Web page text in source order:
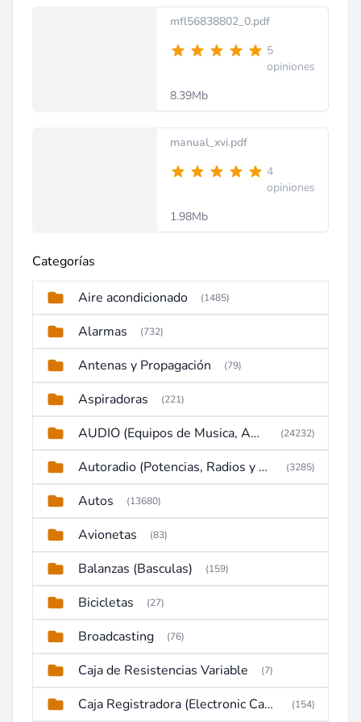
mfl56838802_0.pdf
5
opiniones
8.39Mb
manual_xvi.pdf
4
opiniones
1.98Mb
Categorías
Aire acondicionado (1485)
Alarmas (732)
Antenas y Propagación (79)
Aspiradoras (221)
AUDIO (Equipos de Musica, Amplificadores, Reproductores, Etc) (24232)
Autoradio (Potencias, Radios y DVD) (3285)
Autos (13680)
Avionetas (83)
Balanzas (Basculas) (159)
Bicicletas (27)
Broadcasting (76)
Caja de Resistencias Variable (7)
Caja Registradora (Electronic Cash Register) (154)